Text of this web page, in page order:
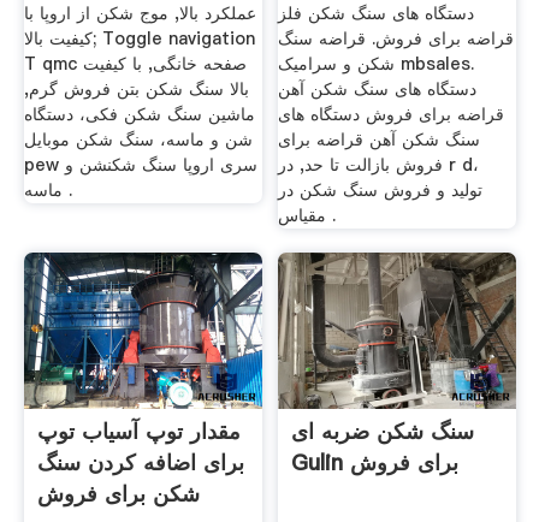
عملکرد بالا, موج شکن از اروپا با
کیفیت بالا; Toggle navigation
T qmc صفحه خانگی, با کیفیت
بالا سنگ شکن بتن فروش گرم,
ماشین سنگ شکن فکی، دستگاه
شن و ماسه، سنگ شکن موبایل
pew سری اروپا سنگ شکنشن و
ماسه .
دستگاه های سنگ شکن فلز
قراضه برای فروش. قراضه سنگ
شکن و سرامیک mbsales.
دستگاه های سنگ شکن آهن
قراضه برای فروش دستگاه های
سنگ شکن آهن قراضه برای
فروش بازالت تا حد, در r d،
تولید و فروش سنگ شکن در
مقیاس .
مقدار توپ آسیاب توپ
برای اضافه کردن سنگ
شکن برای فروش
سنگ شکن ضربه ای
Gulin برای فروش